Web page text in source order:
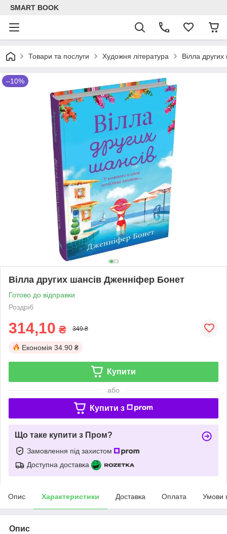
SMART BOOK
Товари та послуги Художня література Вілла
–10%
Вілла других шансів Дженніфер Бонет
Готово до відправки
Роздріб
314,10 ₴ 349 ₴
Економія 34.90 ₴
Купити
або
Купити з
Що таке купити з Пром?
Замовлення під захистом
Доступна доставка
Опис Характеристики Доставка Оплата Умови
Опис